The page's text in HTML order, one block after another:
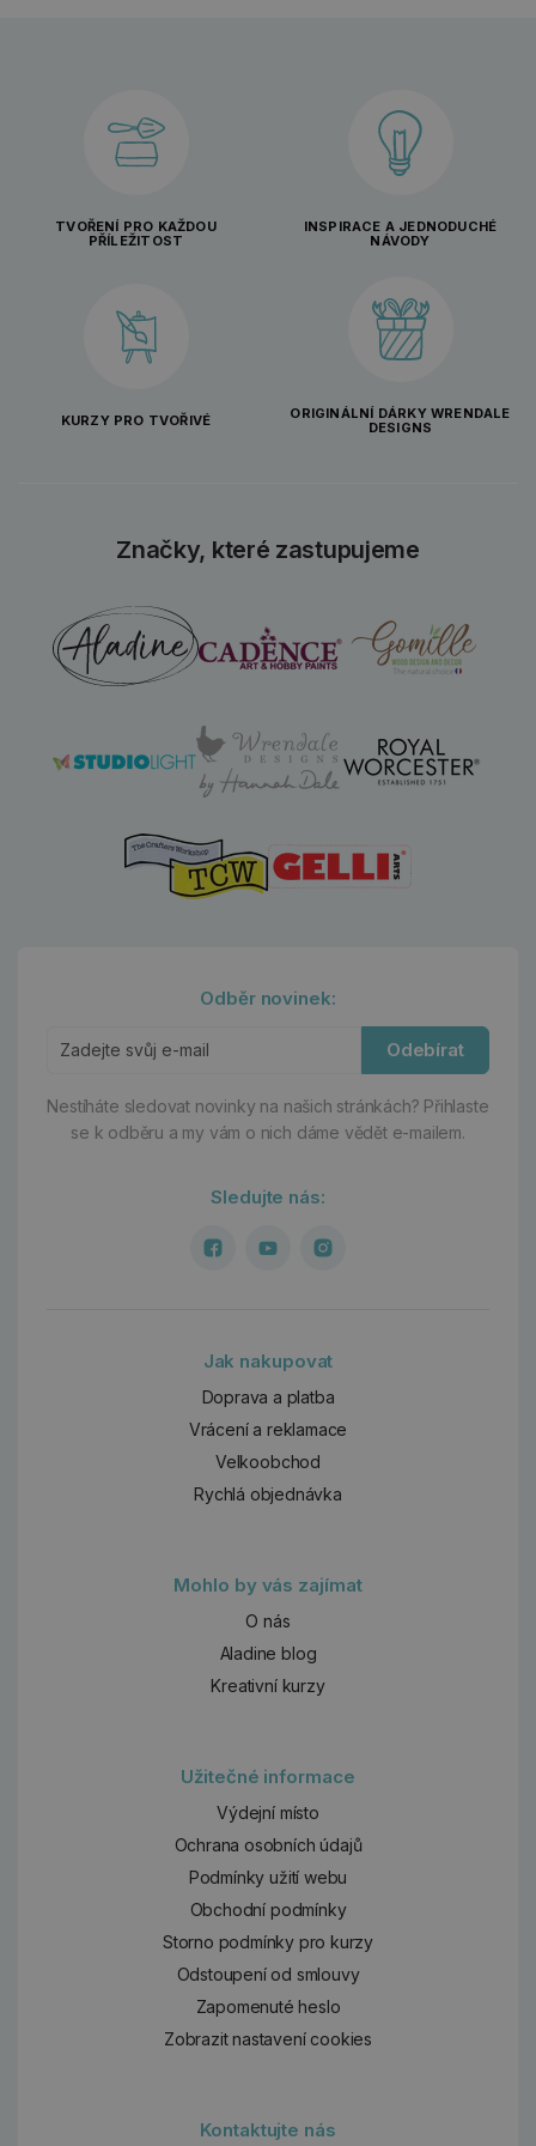
TVOŘENÍ PRO KAŽDOU
PŘÍLEŽITOST
INSPIRACE A JEDNODUCHÉ
NÁVODY
KURZY PRO TVOŘIVÉ
ORIGINÁLNÍ DÁRKY WRENDALE
DESIGNS
Značky, které zastupujeme
Odběr novinek:
Odebírat
Nestíháte sledovat novinky na našich stránkách? Přihlaste
se k odběru a my vám o nich dáme vědět e-mailem.
Sledujte nás:
Jak nakupovat
Doprava a platba
Vrácení a reklamace
Velkoobchod
Rychlá objednávka
Mohlo by vás zajímat
O nás
Aladine blog
Kreativní kurzy
Užitečné informace
Výdejní místo
Ochrana osobních údajů
Podmínky užití webu
Obchodní podmínky
Storno podmínky pro kurzy
Odstoupení od smlouvy
Zapomenuté heslo
Zobrazit nastavení cookies
Kontaktujte nás